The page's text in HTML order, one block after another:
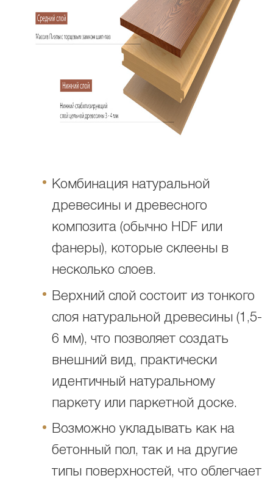
Комбинация натуральной
древесины и древесного
композита (обычно HDF или
фанеры), которые склеены в
несколько слоев.
Верхний слой состоит из тонкого
слоя натуральной древесины (1,5-
6 мм), что позволяет создать
внешний вид, практически
идентичный натуральному
паркету или паркетной доске.
Возможно укладывать как на
бетонный пол, так и на другие
типы поверхностей, что облегчает